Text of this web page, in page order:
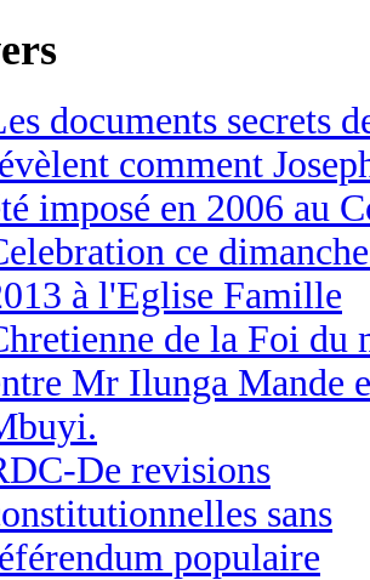
documents secrets
comment
imposé en 2006 au
ce
à l'Eglise Famille
de la Foi du
Mr Ilunga Mande
De revisions
sans
populaire